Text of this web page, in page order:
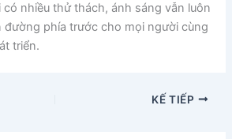
có nhiều thử thách, ánh sáng vẫn luôn
đường phía trước cho mọi người cùng
triển.
KẾ TIẾP